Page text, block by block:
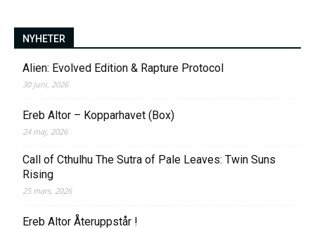
NYHETER
Alien: Evolved Edition & Rapture Protocol
30 juni, 2026
Ereb Altor – Kopparhavet (Box)
24 maj, 2026
Call of Cthulhu The Sutra of Pale Leaves: Twin Suns
Rising
25 mars, 2026
Ereb Altor Återuppstår !